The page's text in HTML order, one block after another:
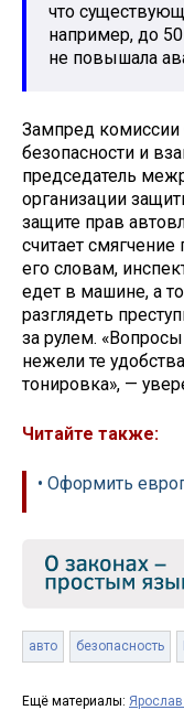
что
например, до
не повышала
Зампред
безопасности и
председатель
организации
защите прав
считает
его словам,
едет в машине, а
разглядеть
за рулем.
нежели те
тонировка», —
Читайте также:
• Оформить
авто безопасность
Ещё материалы: